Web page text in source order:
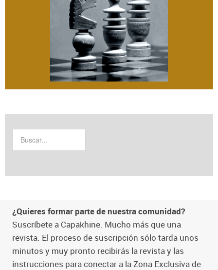
¿Quieres formar parte de nuestra comunidad?
Suscríbete a Capakhine. Mucho más que una
revista. El proceso de suscripción sólo tarda unos
minutos y muy pronto recibirás la revista y las
instrucciones para conectar a la Zona Exclusiva de